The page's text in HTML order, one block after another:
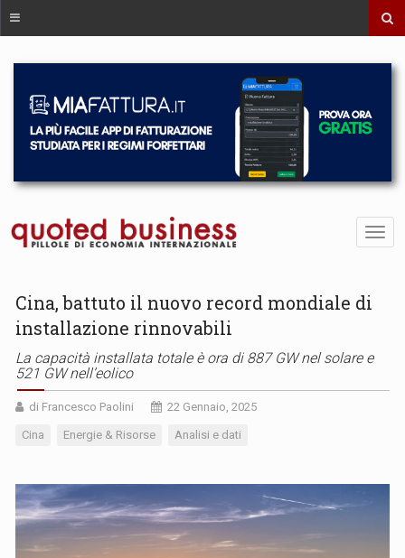
Cina, battuto il nuovo record mondiale di
installazione rinnovabili
La capacità installata totale è ora di 887 GW nel solare e
521 GW nell’eolico
di Francesco Paolini 22 Gennaio, 2025
Cina Energie & Risorse Analisi e dati